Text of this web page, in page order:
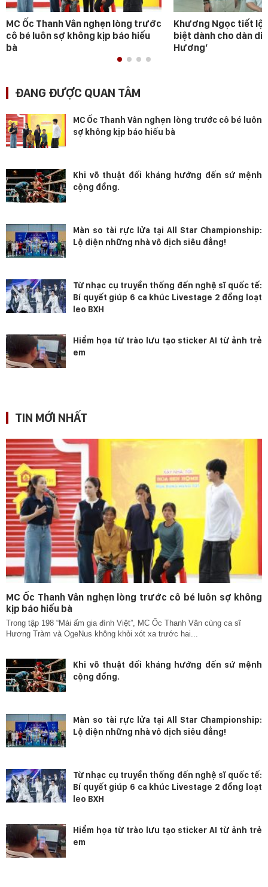
MC Ốc Thanh Vân nghẹn lòng trước
cô bé luôn sợ không kịp báo hiếu
bà
Khương Ngọc tiết lộ
biệt dành cho dàn
Hương’
ĐANG ĐƯỢC QUAN TÂM
MC Ốc Thanh Vân nghẹn lòng trước cô bé luôn
sợ không kịp báo hiếu bà
Khi võ thuật đối kháng hướng đến sứ mệnh
cộng đồng.
Màn so tài rực lửa tại All Star Championship:
Lộ diện những nhà vô địch siêu đẳng!
Từ nhạc cụ truyền thống đến nghệ sĩ quốc tế:
Bí quyết giúp 6 ca khúc Livestage 2 đồng loạt
leo BXH
Hiểm họa từ trào lưu tạo sticker AI từ ảnh trẻ
em
TIN MỚI NHẤT
MC Ốc Thanh Vân nghẹn lòng trước cô bé luôn sợ không
kịp báo hiếu bà
Trong tập 198 “Mái ấm gia đình Việt”, MC Ốc Thanh Vân cùng ca sĩ
Hương Tràm và OgeNus không khỏi xót xa trước hai...
Khi võ thuật đối kháng hướng đến sứ mệnh
cộng đồng.
Màn so tài rực lửa tại All Star Championship:
Lộ diện những nhà vô địch siêu đẳng!
Từ nhạc cụ truyền thống đến nghệ sĩ quốc tế:
Bí quyết giúp 6 ca khúc Livestage 2 đồng loạt
leo BXH
Hiểm họa từ trào lưu tạo sticker AI từ ảnh trẻ
em